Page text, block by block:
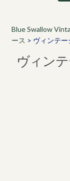
Blue Swallow
ース > ヴィンテ
ヴィン